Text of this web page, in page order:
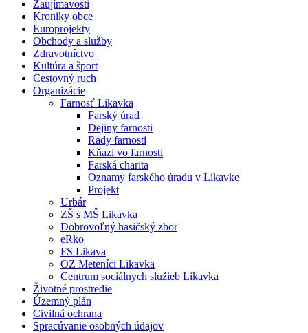
Zaujímavosti
Kroniky obce
Europrojekty
Obchody a služby
Zdravotníctvo
Kultúra a šport
Cestovný ruch
Organizácie
Farnosť Likavka
Farský úrad
Dejiny farnosti
Rady farnosti
Kňazi vo farnosti
Farská charita
Oznamy farského úradu v Likavke
Projekt
Urbár
ZŠ s MŠ Likavka
Dobrovoľný hasičský zbor
eRko
FS Likava
OZ Meteníci Likavka
Centrum sociálnych služieb Likavka
Životné prostredie
Územný plán
Civilná ochrana
Spracúvanie osobných údajov